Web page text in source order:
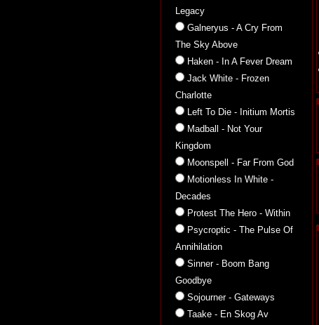
Legacy
Galneryus - A Cry From
The Sky Above
Haken - In A Fever Dream
Jack White - Frozen
Charlotte
Left To Die - Initium Mortis
Madball - Not Your
Kingdom
Moonspell - Far From God
Motionless In White -
Decades
Protest The Hero - Within
Psycroptic - The Pulse Of
Annihilation
Sinner - Boom Bang
Goodbye
Sojourner - Gateways
Taake - En Skog Av